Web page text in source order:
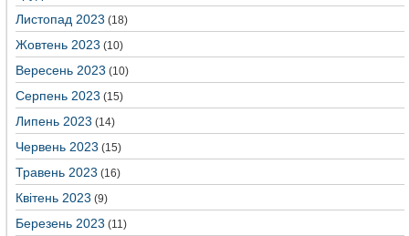
Листопад 2023 (18)
Жовтень 2023 (10)
Вересень 2023 (10)
Серпень 2023 (15)
Липень 2023 (14)
Червень 2023 (15)
Травень 2023 (16)
Квітень 2023 (9)
Березень 2023 (11)